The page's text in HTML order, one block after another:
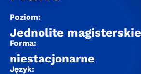
Poziom:
Jednolite magisterskie
Forma:
niestacjonarne
Język: